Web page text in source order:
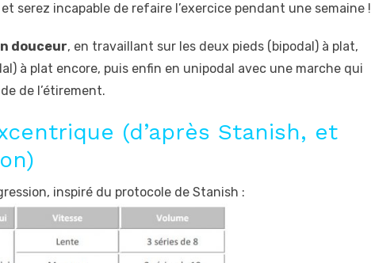
serez incapable de refaire l’exercice pendant une semaine !
douceur, en travaillant sur les deux pieds (bipodal) à plat,
à plat encore, puis enfin en unipodal avec une marche qui
de l’étirement.
(d’après Stanish, et
inspiré du protocole de Stanish :